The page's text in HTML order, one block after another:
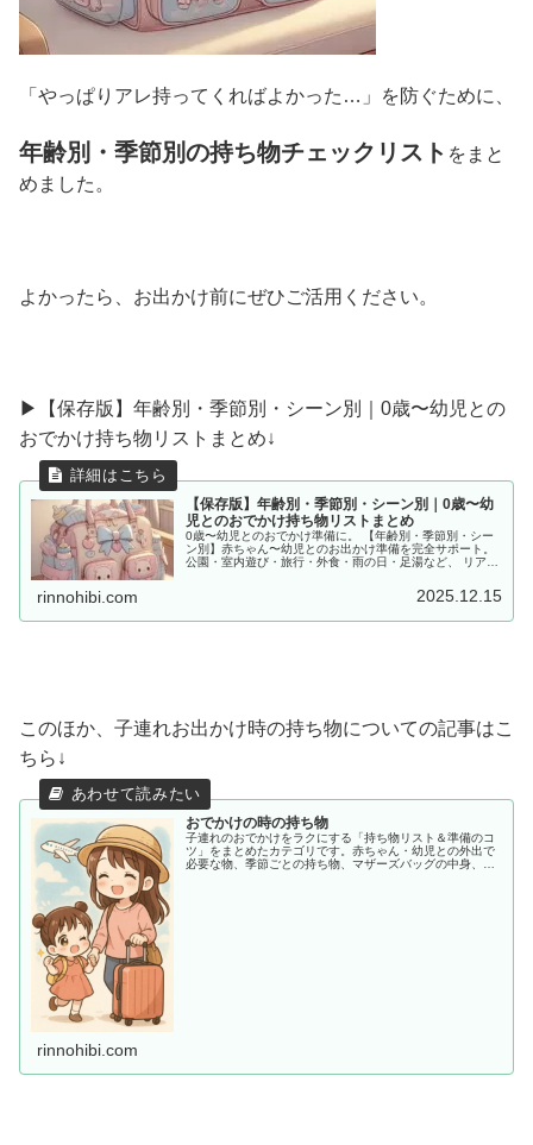
「やっぱりアレ持ってくればよかった…」を防ぐために、
年齢別・季節別の持ち物チェックリスト をまと
めました。
よかったら、お出かけ前にぜひご活用ください。
▶︎【保存版】年齢別・季節別・シーン別｜0歳〜幼児との
おでかけ持ち物リストまとめ↓
【保存版】年齢別・季節別・シーン別｜0歳〜幼
児とのおでかけ持ち物リストまとめ
0歳〜幼児とのおでかけ準備に。 【年齢別・季節別・シー
ン別】赤ちゃん〜幼児とのお出かけ準備を完全サポート。
公園・室内遊び・旅行・外食・雨の日・足湯など、 リアル
rinnohibi.com 2025.12.15
このほか、子連れお出かけ時の持ち物についての記事はこ
ちら↓
おでかけの時の持ち物
子連れのおでかけをラクにする「持ち物リスト＆準備のコ
ツ」をまとめたカテゴリです。赤ちゃん・幼児との外出で
必要な物、季節ごとの持ち物、マザーズバッグの中身、あ
rinnohibi.com